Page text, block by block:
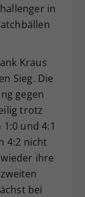
in
Kraus
Sieg. Die
gegen
trotz
und 4:1
4:2 nicht
ihre
bei